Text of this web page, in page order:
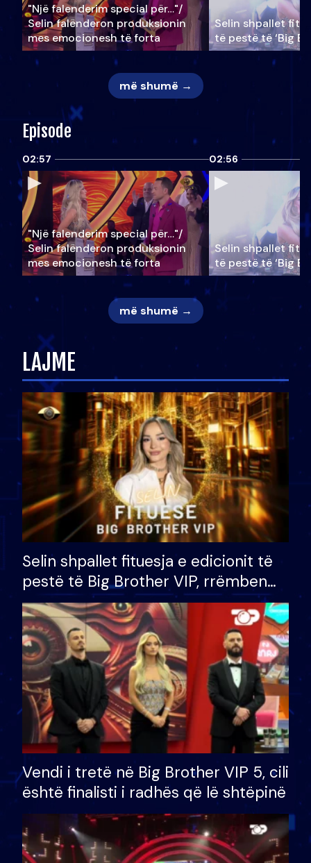
"Një falenderim special për…"/
Selin falënderon produksionin
mes emocionesh të forta
Selin shpallet
të pestë të ‘Big
më shumë →
Episode
02:57
"Një falenderim special për…"/
Selin falënderon produksionin
mes emocionesh të forta
02:56
Selin shpallet
të pestë të ‘Big
më shumë →
LAJME
Selin shpallet fituesja e edicionit të
pestë të Big Brother VIP, rrëmben
çmimin e madh prej 100 mijë eurosh
Vendi i tretë në Big Brother VIP 5, cili
është finalisti i radhës që lë shtëpinë